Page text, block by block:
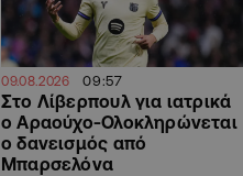
09.08.2026 09:57
Στο Λίβερπουλ για ιατρικά
ο Αραούχο-Ολοκληρώνεται
ο δανεισμός από
Μπαρσελόνα